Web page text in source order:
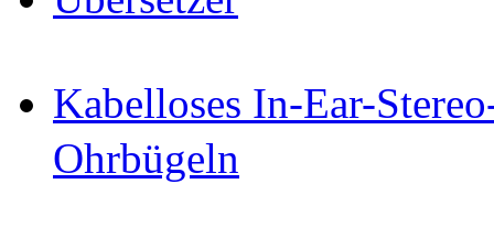
Kabelloses In-Ear-
Ohrbügeln